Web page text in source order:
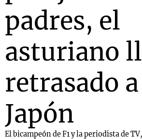
padres, el
asturiano
retrasado a
Japón
El bicampeón de F1 y la periodista de